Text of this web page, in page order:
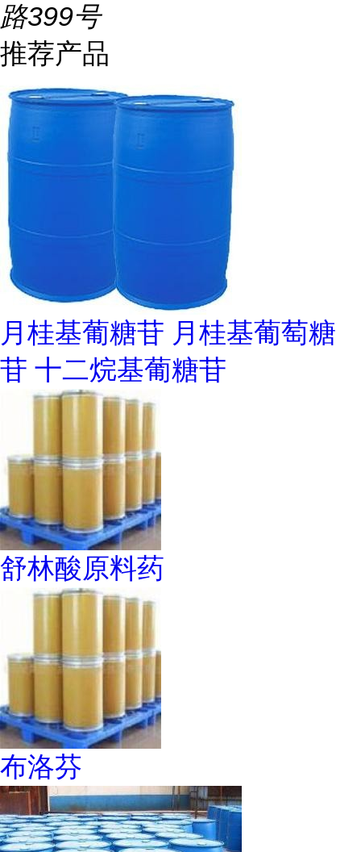
路399号
推荐产品
月桂基葡糖苷 月桂基葡萄糖
苷 十二烷基葡糖苷
舒林酸原料药
布洛芬